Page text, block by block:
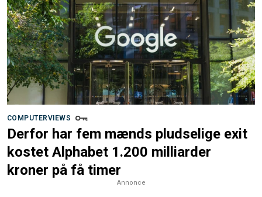
COMPUTERVIEWS
Derfor har fem mænds pludselige exit
kostet Alphabet 1.200 milliarder
kroner på få timer
Annonce